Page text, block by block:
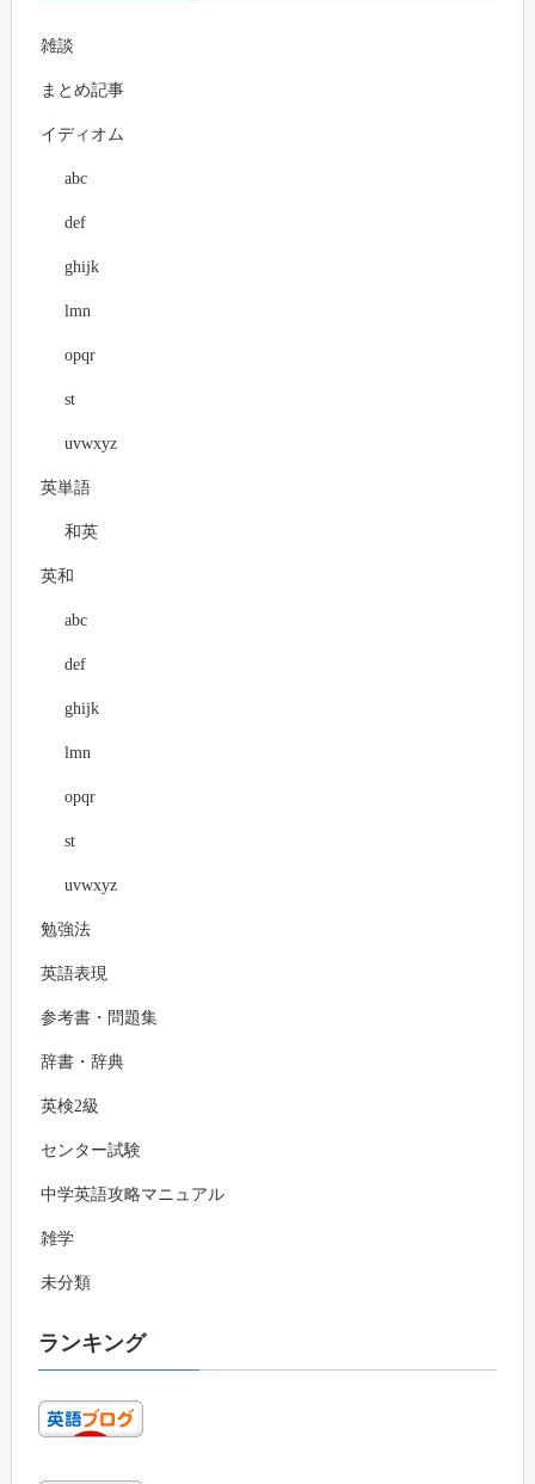
雑談
まとめ記事
イディオム
abc
def
ghijk
lmn
opqr
st
uvwxyz
英単語
和英
英和
abc
def
ghijk
lmn
opqr
st
uvwxyz
勉強法
英語表現
参考書・問題集
辞書・辞典
英検2級
センター試験
中学英語攻略マニュアル
雑学
未分類
ランキング